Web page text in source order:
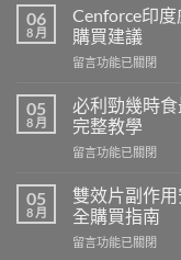
悍
馬
糖
效
真
相：
香
港
家
實
與
06
8 月
Cenforce印
購買建議
在
印
度
威
而
評
價：
香
港
留言功能已關閉
05
8 月
必利勁幾時
完整教學
在
利
勁
幾
時
留言功能已關閉
05
8 月
雙效片副作
全購買指南
在
留言功能已關閉